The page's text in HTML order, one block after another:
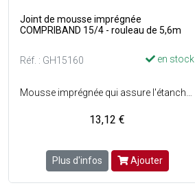
Joint de mousse imprégnée
COMPRIBAND 15/4 - rouleau de 5,6m
Réf. : GH15160 en stock
13,12 €
Plus d'infos Ajouter